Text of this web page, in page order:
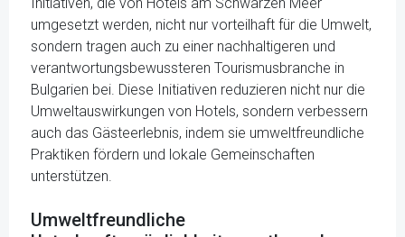
umgesetzt werden, nicht nur vorteilhaft für die Umwelt,
sondern tragen auch zu einer nachhaltigeren und
verantwortungsbewussteren Tourismusbranche in
Bulgarien bei. Diese Initiativen reduzieren nicht nur die
Umweltauswirkungen von Hotels, sondern verbessern
auch das Gästeerlebnis, indem sie umweltfreundliche
Praktiken fördern und lokale Gemeinschaften
unterstützen.
Umweltfreundliche